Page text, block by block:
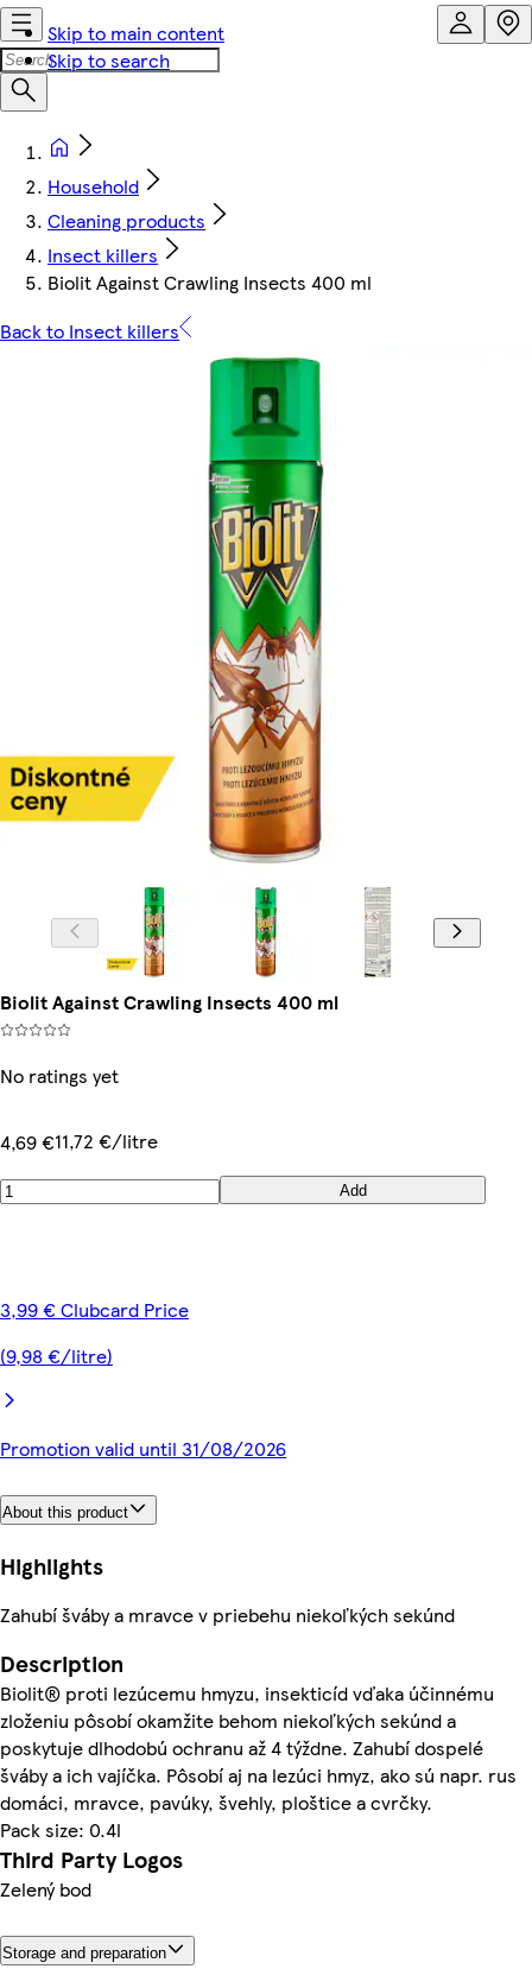
Skip to main content
Skip to search
Household
Cleaning products
Insect killers
Biolit Against Crawling Insects 400 ml
Back to Insect killers
Biolit Against Crawling Insects 400 ml
No ratings yet
4,69 €11,72 €/litre
Add
3,99 € Clubcard Price
(9,98 €/litre)
Promotion valid until 31/08/2026
About this product
Highlights
Zahubí šváby a mravce v priebehu niekoľkých sekúnd
Description
Biolit® proti lezúcemu hmyzu, insekticíd vďaka účinnému
zloženiu pôsobí okamžite behom niekoľkých sekúnd a
poskytuje dlhodobú ochranu až 4 týždne. Zahubí dospelé
šváby a ich vajíčka. Pôsobí aj na lezúci hmyz, ako sú napr. rus
domáci, mravce, pavúky, švehly, ploštice a cvrčky.
Pack size: 0.4l
Third Party Logos
Zelený bod
Storage and preparation